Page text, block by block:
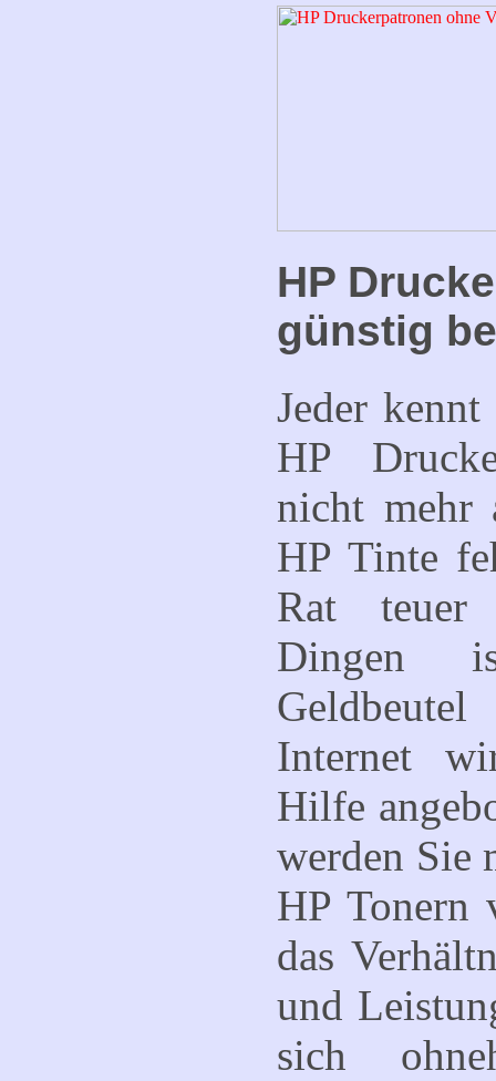
HP
günstig
Jeder
HP
nicht mehr
HP Tinte
Rat
Dingen
Internet
Hilfe
werden Sie
HP Tonern
das
und
sich